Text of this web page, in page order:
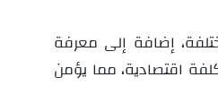
إضافة إلى معرفة
اقتصادية، مما يؤمن